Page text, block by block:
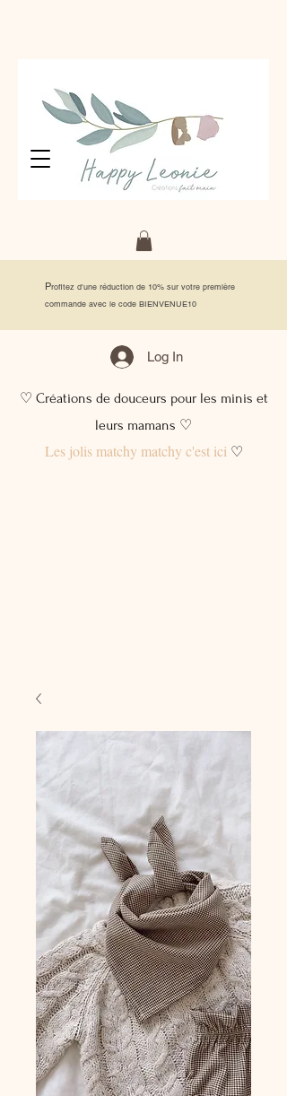
Profitez d'une réduction de 10% sur votre première
commande avec le code BIENVENUE10
Log In
♡ Créations de douceurs pour les minis et
leurs mamans ♡
Les jolis matchy matchy c'est ici♡